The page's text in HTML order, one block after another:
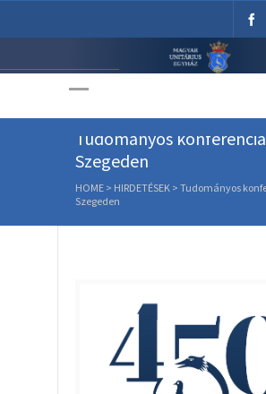
Unitárius
Tudományos konferencia
Szegeden
HOME > HIRDETÉSEK > Tudományos
Szegeden